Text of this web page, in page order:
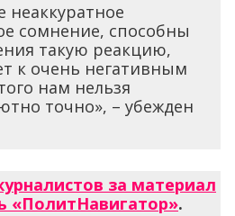
неаккуратное
сомнение, способны
такую реакцию,
к очень негативным
нам нельзя
точно», – убежден
за материал
«ПолитНавигатор».